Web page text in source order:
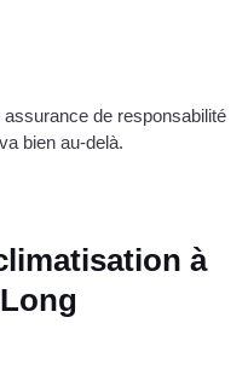
de responsabilité
bien au-delà.
à